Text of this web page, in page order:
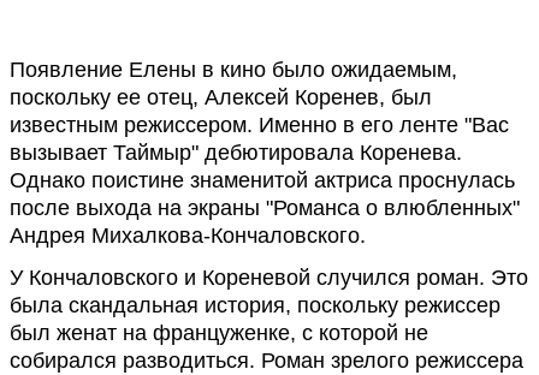
Появление Елены в кино было ожидаемым,
поскольку ее отец, Алексей Коренев, был
известным режиссером. Именно в его ленте "Вас
вызывает Таймыр" дебютировала Коренева.
Однако поистине знаменитой актриса проснулась
после выхода на экраны "Романса о влюбленных"
Андрея Михалкова-Кончаловского.
У Кончаловского и Кореневой случился роман. Это
была скандальная история, поскольку режиссер
был женат на француженке, с которой не
собирался разводиться. Роман зрелого режиссера